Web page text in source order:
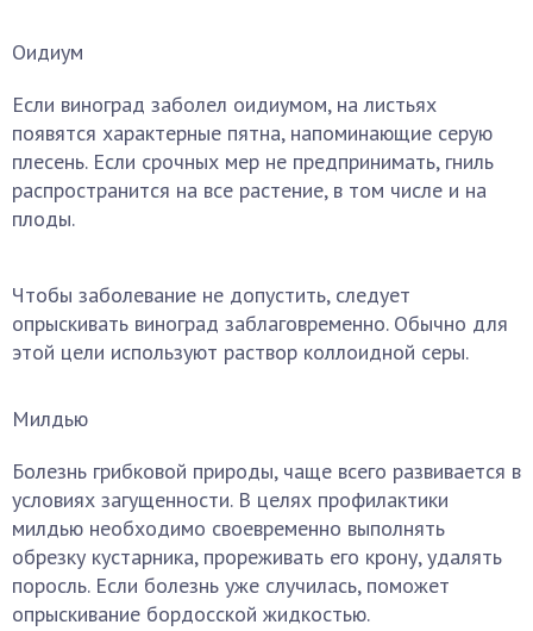
Оидиум
Если виноград заболел оидиумом, на листьях
появятся характерные пятна, напоминающие серую
плесень. Если срочных мер не предпринимать, гниль
распространится на все растение, в том числе и на
плоды.
Чтобы заболевание не допустить, следует
опрыскивать виноград заблаговременно. Обычно для
этой цели используют раствор коллоидной серы.
Милдью
Болезнь грибковой природы, чаще всего развивается в
условиях загущенности. В целях профилактики
милдью необходимо своевременно выполнять
обрезку кустарника, прореживать его крону, удалять
поросль. Если болезнь уже случилась, поможет
опрыскивание бордосской жидкостью.